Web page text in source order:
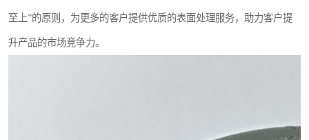
至上”的原则，为更多的客户提供优质的表面处理服务，助力客户提
升产品的市场竞争力。